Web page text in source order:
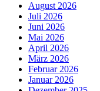
August 2026
Juli 2026
Juni 2026
Mai 2026
April 2026
März 2026
Februar 2026
Januar 2026